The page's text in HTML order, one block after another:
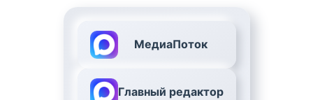
МедиаПоток
Главный редактор